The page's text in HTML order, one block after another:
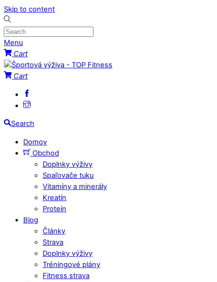
Skip to content
Menu
Cart
Cart
Search
Domov
Obchod
Doplnky výživy
Spaľovače tuku
Vitamíny a minerály
Kreatín
Proteín
Blog
Články
Strava
Doplnky výživy
Tréningové plány
Fitness strava